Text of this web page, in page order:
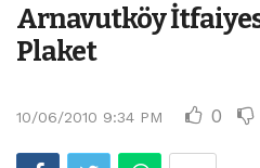
Arnavutköy
Plaket
10/06/2010 9:34 PM 0